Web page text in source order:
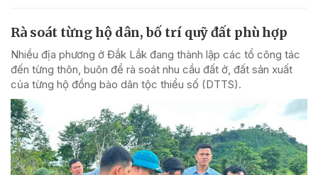
Rà soát từng hộ dân, bố trí quỹ đất phù hợp
Nhiều địa phương ở Đắk Lắk đang thành lập các tổ công tác
đến từng thôn, buôn để rà soát nhu cầu đất ở, đất sản xuất
của từng hộ đồng bào dân tộc thiểu số (DTTS).